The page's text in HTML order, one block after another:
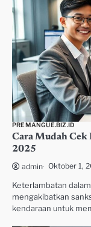
PREMANGUE.BIZ.ID
Cara Mudah Cek
2025
admin Oktober 1,
Keterlambatan
mengakibatkan
kendaraan untuk